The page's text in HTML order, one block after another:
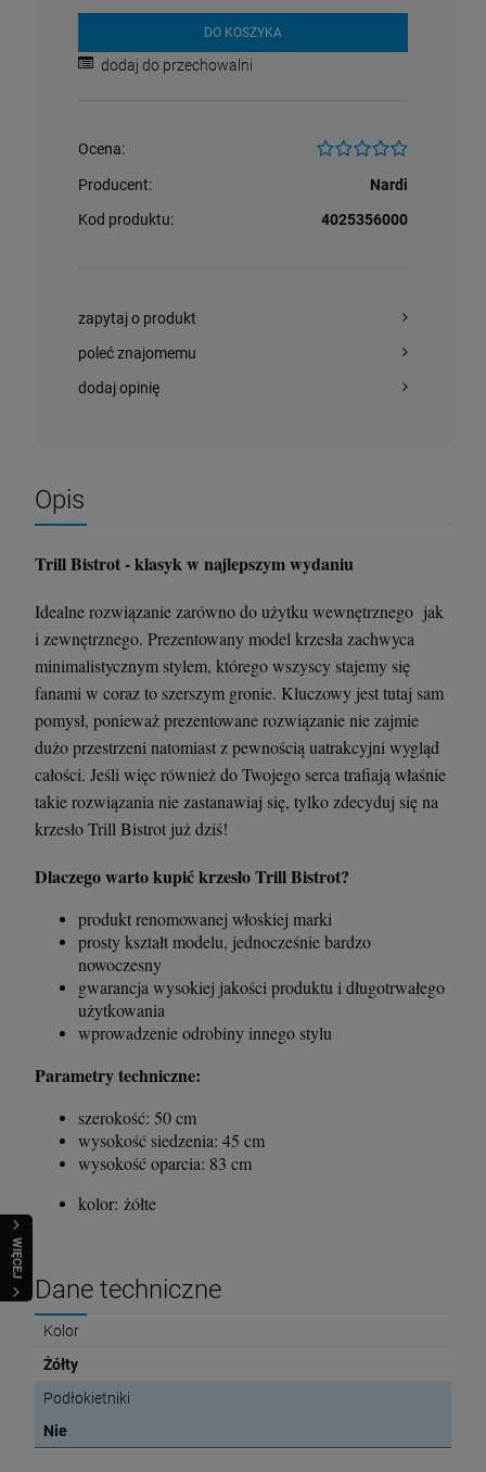
WIĘCEJ
DO KOSZYKA
dodaj do przechowalni
Ocena:
Producent:
Nardi
Kod produktu:
4025356000
zapytaj o produkt
poleć znajomemu
dodaj opinię
Opis
Trill Bistrot - klasyk w najlepszym wydaniu
Idealne rozwiązanie zarówno do użytku wewnętrznego jak
i zewnętrznego. Prezentowany model krzesła zachwyca
minimalistycznym stylem, którego wszyscy stajemy się
fanami w coraz to szerszym gronie. Kluczowy jest tutaj sam
pomysł, ponieważ prezentowane rozwiązanie nie zajmie
dużo przestrzeni natomiast z pewnością uatrakcyjni wygląd
całości. Jeśli więc również do Twojego serca trafiają właśnie
takie rozwiązania nie zastanawiaj się, tylko zdecyduj się na
krzesło Trill Bistrot już dziś!
Dlaczego warto kupić krzesłoTrill Bistrot?
produkt renomowanej włoskiej marki
prosty kształt modelu, jednocześnie bardzo
nowoczesny
gwarancja wysokiej jakości produktu i długotrwałego
użytkowania
wprowadzenie odrobiny innego stylu
Parametry techniczne:
szerokość: 50 cm
wysokość siedzenia: 45 cm
wysokość oparcia: 83 cm
kolor: żółte
Dane techniczne
Kolor
Żółty
Podłokietniki
Nie